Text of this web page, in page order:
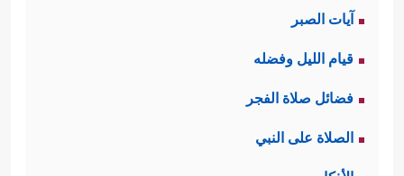
آيات الصبر
قيام الليل وفضله
فضائل صلاة الفجر
الصلاة على النبي